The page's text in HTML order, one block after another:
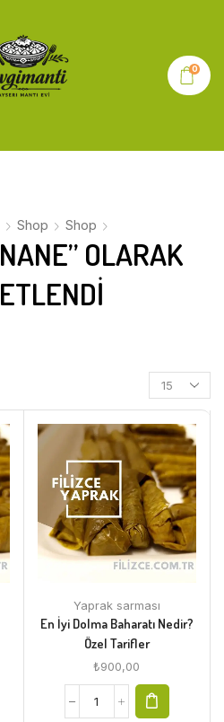
0
Shop Shop
OLARAK
Yaprak sarması
En İyi Dolma Baharatı Nedir?
Özel Tarifler
₺900,00